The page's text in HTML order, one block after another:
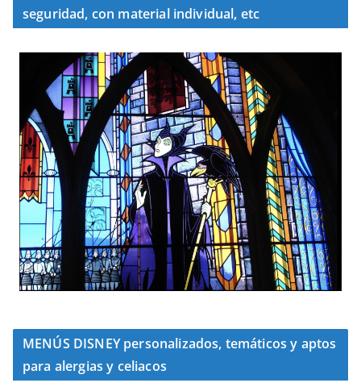
seguridad, con material individual, etc
MENÚS DISNEY personalizados, temáticos y aptos
para alergias y celiacos